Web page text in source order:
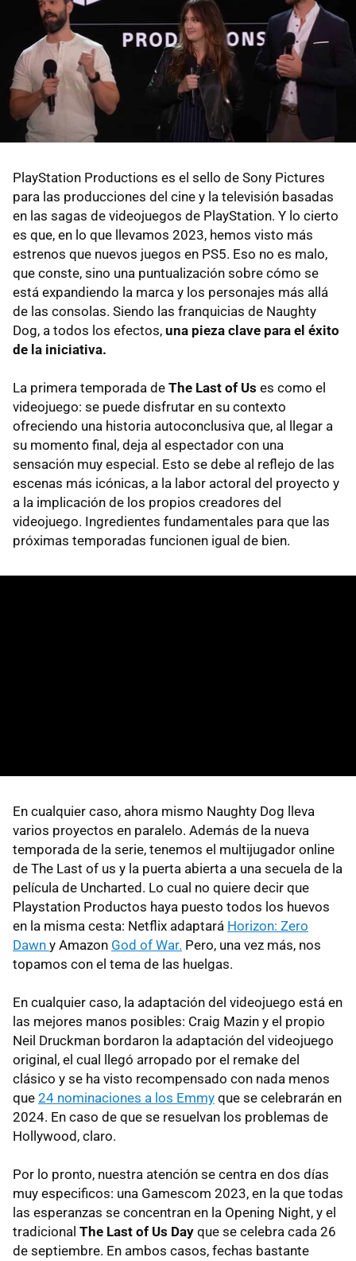
PlayStation Productions es el sello de Sony Pictures
para las producciones del cine y la televisión basadas
en las sagas de videojuegos de PlayStation. Y lo cierto
es que, en lo que llevamos 2023, hemos visto más
estrenos que nuevos juegos en PS5. Eso no es malo,
que conste, sino una puntualización sobre cómo se
está expandiendo la marca y los personajes más allá
de las consolas. Siendo las franquicias de Naughty
Dog, a todos los efectos, una pieza clave para el éxito
de la iniciativa.
La primera temporada de The Last of Us es como el
videojuego: se puede disfrutar en su contexto
ofreciendo una historia autoconclusiva que, al llegar a
su momento final, deja al espectador con una
sensación muy especial. Esto se debe al reflejo de las
escenas más icónicas, a la labor actoral del proyecto y
a la implicación de los propios creadores del
videojuego. Ingredientes fundamentales para que las
próximas temporadas funcionen igual de bien.
En cualquier caso, ahora mismo Naughty Dog lleva
varios proyectos en paralelo. Además de la nueva
temporada de la serie, tenemos el multijugador online
de The Last of us y la puerta abierta a una secuela de la
película de Uncharted. Lo cual no quiere decir que
Playstation Productos haya puesto todos los huevos
en la misma cesta: Netflix adaptará Horizon: Zero
Dawn y Amazon God of War. Pero, una vez más, nos
topamos con el tema de las huelgas.
En cualquier caso, la adaptación del videojuego está en
las mejores manos posibles: Craig Mazin y el propio
Neil Druckman bordaron la adaptación del videojuego
original, el cual llegó arropado por el remake del
clásico y se ha visto recompensado con nada menos
que 24 nominaciones a los Emmy que se celebrarán en
2024. En caso de que se resuelvan los problemas de
Hollywood, claro.
Por lo pronto, nuestra atención se centra en dos días
muy especificos: una Gamescom 2023, en la que todas
las esperanzas se concentran en la Opening Night, y el
tradicional The Last of Us Day que se celebra cada 26
de septiembre. En ambos casos, fechas bastante